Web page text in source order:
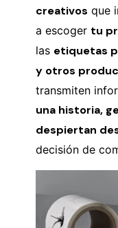
creativos que
a escoger tu
las etiquetas
y otros
transmiten
una historia,
despiertan
decisión de